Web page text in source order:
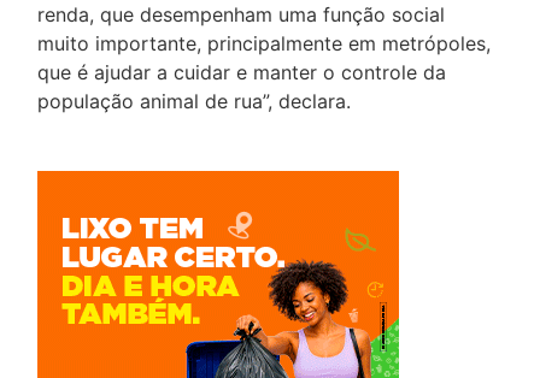
renda, que desempenham uma função social
muito importante, principalmente em metrópoles,
que é ajudar a cuidar e manter o controle da
população animal de rua”, declara.